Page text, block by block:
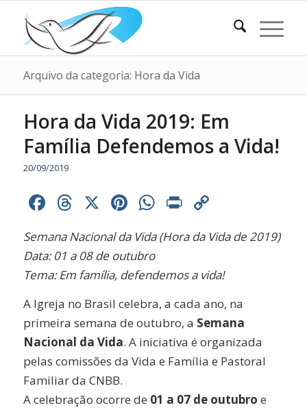
Arquivo da categoria: Hora da Vida
Hora da Vida 2019: Em
Família Defendemos a Vida!
20/09/2019
Facebook
Threads
X Pinterest
WhatsApp
Print
Link
Semana Nacional da Vida (Hora da Vida de 2019)
Data: 01 a 08 de outubro
Tema: Em família, defendemos a vida!
A Igreja no Brasil celebra, a cada ano, na
primeira semana de outubro, a Semana
Nacional da Vida. A iniciativa é organizada
pelas comissões da Vida e Família e Pastoral
Familiar da CNBB.
A celebração ocorre de 01 a 07 de outubro e